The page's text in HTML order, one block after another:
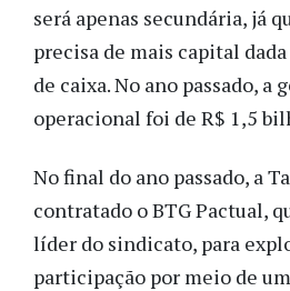
será apenas secundária, já
precisa de mais capital
de caixa. No ano passado, a
operacional foi de R$ 1,5
No final do ano passado, a
contratado o BTG Pactual,
líder do sindicato, para
participação por meio de